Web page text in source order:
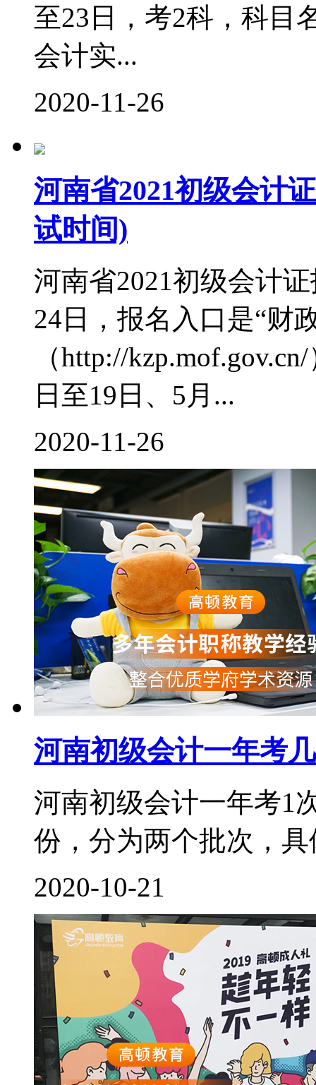
至23日，考2科，科目
会计实...
2020-11-26
河南省2021初级会计
试时间)
河南省2021初级会计
24日，报名入口是“财
（http://
日至19日、5月...
2020-11-26
河南初级会计一年考
河南初级会计一年考1
份，分为两个批次，
2020-10-21